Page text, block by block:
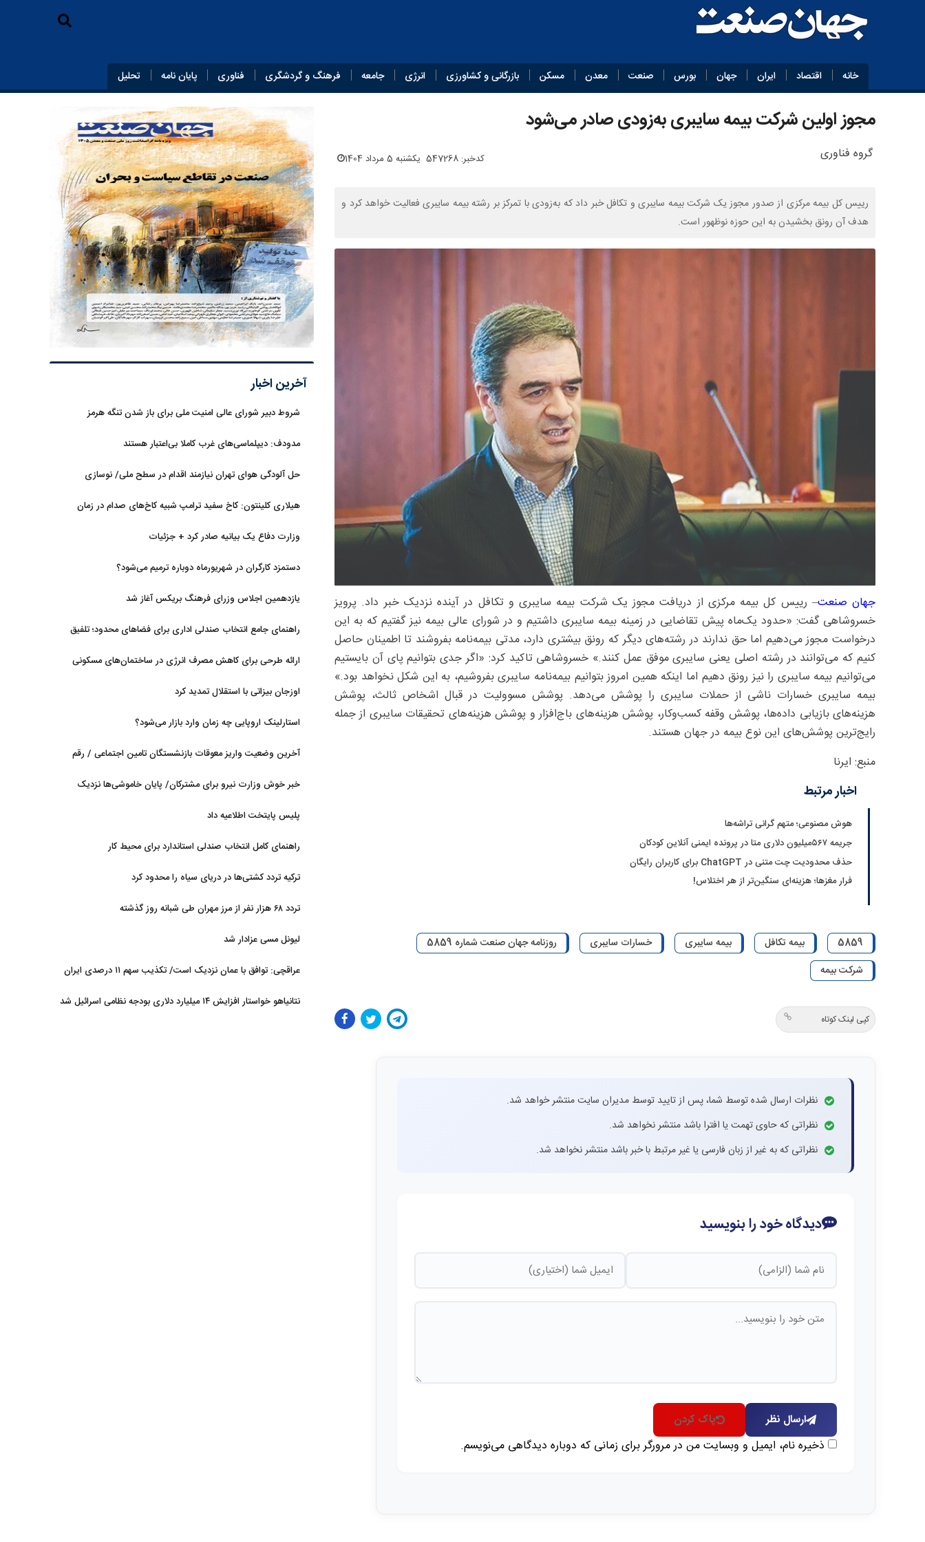
خانه اقتصاد ایران جهان بورس صنعت معدن مسکن بازرگانی و کشاورزی انرژی جامعه فرهنگ و گردشگری فناوری پایان‌ نامه تحلیل
مجوز اولین شرکت بیمه سایبری به‌زودی صادر می‌شود
گروه فناوری کدخبر: 547268 یکشنبه 5 مرداد 1404
رییس کل بیمه مرکزی از صدور مجوز یک شرکت بیمه سایبری و تکافل خبر داد که به‌زودی با تمرکز بر رشته بیمه سایبری فعالیت خواهد کرد و
هدف آن رونق بخشیدن به این حوزه نوظهور است.
جهان صنعت– رییس کل بیمه مرکزی از دریافت مجوز یک‌ شرکت بیمه سایبری و تکافل در آینده نزدیک خبر داد. پرویز
خسروشاهی گفت: «حدود یک‌ماه پیش تقاضایی در زمینه بیمه سایبری داشتیم و در شورای عالی بیمه نیز گفتیم که به این
درخواست مجوز می‌دهیم اما حق ندارند در رشته‌های دیگر که رونق بیشتری دارد، مدتی بیمه‌نامه بفروشند تا اطمینان حاصل
کنیم که می‌توانند در رشته اصلی یعنی سایبری موفق عمل کنند.» خسروشاهی تاکید کرد: «اگر جدی بتوانیم پای آن بایستیم
می‌توانیم بیمه سایبری را نیز رونق دهیم اما اینکه همین امروز بتوانیم بیمه‌نامه سایبری بفروشیم، به این شکل نخواهد بود.»
بیمه سایبری خسارات ناشی از حملات سایبری را پوشش می‌دهد. پوشش مسوولیت در قبال اشخاص ثالث، پوشش
هزینه‌های بازیابی داده‌ها، پوشش وقفه کسب‌وکار، پوشش هزینه‌های باج‌افزار و پوشش هزینه‌های تحقیقات سایبری از جمله
رایج‌ترین پوشش‌های این نوع بیمه در جهان هستند.
منبع: ایرنا
اخبار مرتبط
هوش مصنوعی؛ متهم گرانی تراشه‌ها
جریمه ۵۶۷‌میلیون دلاری متا در پرونده ایمنی آنلاین کودکان
حذف محدودیت چت متنی در ChatGPT برای کاربران رایگان
فرار مغزها؛ هزینه‌ای سنگین‌تر از هر اختلاس!
5859 بیمه تکافل بیمه سایبری خسارات سایبری
روزنامه جهان صنعت شماره 5859
شرکت بیمه
کپی لینک کوتاه
نظرات ارسال شده توسط شما، پس از تایید توسط مدیران سایت منتشر خواهد شد.
نظراتی که حاوی تهمت یا افترا باشد منتشر نخواهد شد.
نظراتی که به غیر از زبان فارسی یا غیر مرتبط با خبر باشد منتشر نخواهد شد.
دیدگاه خود را بنویسید
ارسال نظر پاک کردن
ذخیره نام، ایمیل و وبسایت من در مرورگر برای زمانی که دوباره دیدگاهی می‌نویسم.
آخرین اخبار
شروط دبیر شورای عالی امنیت ملی برای باز شدن تنگه هرمز
مدودف: دیپلماسی‌های غرب کاملا بی‌اعتبار هستند
حل آلودگی هوای تهران نیازمند اقدام در سطح ملی/ نوسازی
هیلاری کلینتون: کاخ سفید ترامپ شبیه کاخ‌های صدام در زمان
وزارت دفاع یک بیانیه صادر کرد + جزئیات
دستمزد کارگران در شهریورماه دوباره ترمیم می‌شود؟
یازدهمین اجلاس وزرای فرهنگ بریکس آغاز شد
راهنمای جامع انتخاب صندلی اداری برای فضاهای محدود؛ تلفیق
ارائه طرحی برای کاهش مصرف انرژی در ساختمان‌های مسکونی
اوزجان بیزاتی با استقلال تمدید کرد
استارلینک اروپایی چه زمان وارد بازار می‌شود؟
آخرین وضعیت واریز معوقات بازنشستگان تامین اجتماعی / رقم
خبر خوش وزارت نیرو برای مشترکان/ پایان خاموشی‌ها نزدیک
پلیس پایتخت اطلاعیه داد
راهنمای کامل انتخاب صندلی استاندارد برای محیط کار
ترکیه تردد کشتی‌ها در دریای سیاه را محدود کرد
تردد ۶۸ هزار نفر از مرز مهران طی شبانه روز گذشته
لیونل مسی عزادار شد
عراقچی: توافق با عمان نزدیک است/ تکذیب سهم ۱۱ درصدی ایران
نتانیاهو خواستار افزایش ۱۴ میلیارد دلاری بودجه نظامی اسرائیل شد